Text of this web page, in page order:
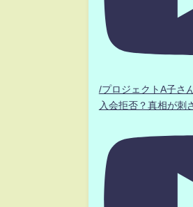
/プロジェクトA子
入会拒否？真相が刺